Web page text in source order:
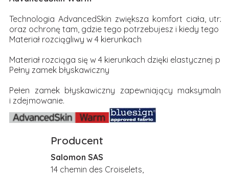
Technologia AdvancedSkin zwiększa komfort ciała,
oraz ochronę tam, gdzie tego potrzebujesz i kiedy tego
Materiał rozciągliwy w 4 kierunkach
Materiał rozciąga się w 4 kierunkach dzięki elastycznej
Pełny zamek błyskawiczny
Pełen zamek błyskawiczny zapewniający
i zdejmowanie.
Producent
Salomon SAS
14 chemin des Croiselets,